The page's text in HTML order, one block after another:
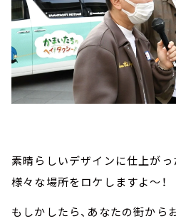
素晴らしいデザインに仕上がっ
様々な場所をロケしますよ～！
もしかしたら、あなたの街から